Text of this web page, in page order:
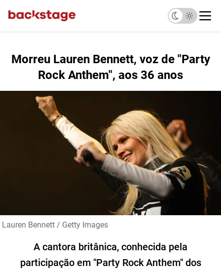
Morreu Lauren Bennett, voz de "Party
Rock Anthem", aos 36 anos
Lauren Bennett / Getty Images
A cantora britânica, conhecida pela
participação em "Party Rock Anthem" dos